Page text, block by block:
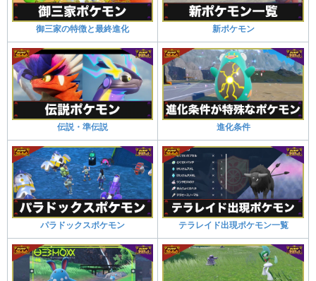
御三家の特徴と最終進化 新ポケモン
伝説・準伝説 進化条件
パラドックスポケモン テラレイド出現ポケモン一覧